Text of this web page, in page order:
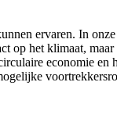
ervaren. In
op het klimaat,
economie en